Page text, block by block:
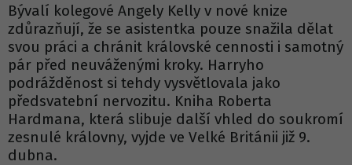
Bývalí kolegové Angely Kelly v nové knize
zdůrazňují, že se asistentka pouze snažila dělat
svou práci a chránit královské cennosti i samotný
pár před neuváženými kroky. Harryho
podrážděnost si tehdy vysvětlovala jako
předsvatební nervozitu. Kniha Roberta
Hardmana, která slibuje další vhled do soukromí
zesnulé královny, vyjde ve Velké Británii již 9.
dubna.